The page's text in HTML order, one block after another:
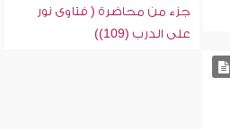
جزء من محاضرة ( فتاوى نور
على الدرب (109))